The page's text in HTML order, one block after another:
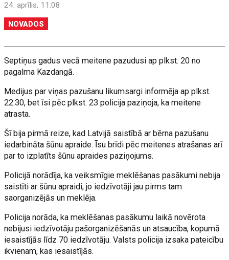
24. aprīlis, 11:08
NOVADOS
Septiņus gadus vecā meitene pazudusi ap plkst. 20 no
pagalma Kazdangā.
Medijus par viņas pazušanu likumsargi informēja ap plkst.
22.30, bet īsi pēc plkst. 23 policija paziņoja, ka meitene
atrasta.
Šī bija pirmā reize, kad Latvijā saistībā ar bērna pazušanu
iedarbināta šūnu apraide. Īsu brīdi pēc meitenes atrašanas arī
par to izplatīts šūnu apraides paziņojums.
Policijā norādīja, ka veiksmīgie meklēšanas pasākumi nebija
saistīti ar šūnu apraidi, jo iedzīvotāji jau pirms tam
saorganizējās un meklēja.
Policija norāda, ka meklēšanas pasākumu laikā novērota
nebijusi iedzīvotāju pašorganizēšanās un atsaucība, kopumā
iesaistījās līdz 70 iedzīvotāju. Valsts policija izsaka pateicību
ikvienam, kas iesaistījās.